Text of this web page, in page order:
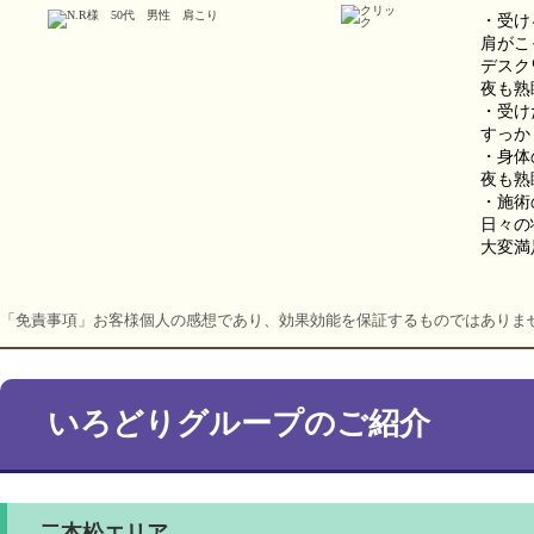
・受
肩がこ
デスク
夜も熟
・受
すっか
・身
夜も熟
・施
日々
大変満
「免責事項」お客様個人の感想であり、効果効能を保証するものではありま
いろどりグループのご紹介